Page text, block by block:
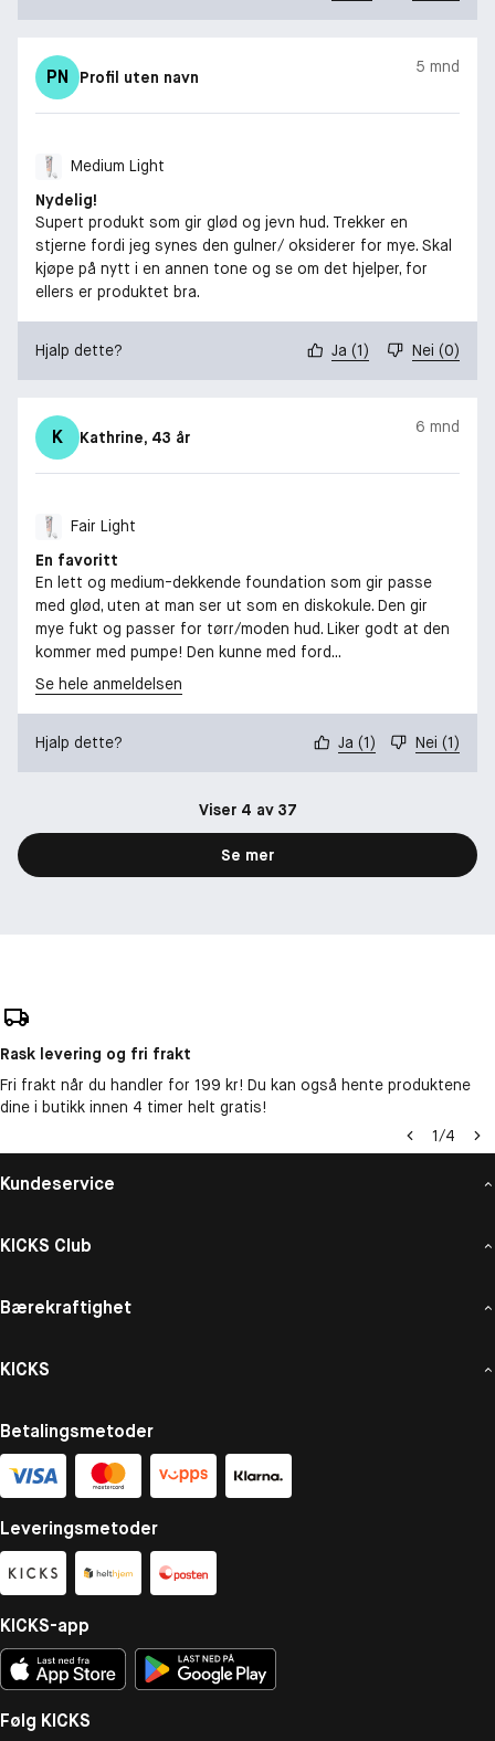
PN Profil uten navn
5 mnd
Medium Light
Nydelig!
Supert produkt som gir glød og jevn hud. Trekker en
stjerne fordi jeg synes den gulner/ oksiderer for mye. Skal
kjøpe på nytt i en annen tone og se om det hjelper, for
ellers er produktet bra.
Hjalp dette? Ja (1) Nei (0)
K Kathrine, 43 år
6 mnd
Fair Light
En favoritt
En lett og medium-dekkende foundation som gir passe
med glød, uten at man ser ut som en diskokule. Den gir
mye fukt og passer for tørr/moden hud. Liker godt at den
kommer med pumpe! Den kunne med ford...
Se hele anmeldelsen
Hjalp dette? Ja (1) Nei (1)
Viser 4 av 37
Se mer
Rask levering og fri frakt
Fri frakt når du handler for 199 kr! Du kan også hente produktene
dine i butikk innen 4 timer helt gratis!
1/4
Kundeservice
KICKS Club
Bærekraftighet
KICKS
Betalingsmetoder
Leveringsmetoder
KICKS-app
Følg KICKS